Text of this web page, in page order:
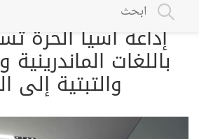
إذاعة آسيا الحرة
باللغات الماندرينية
والتبتية إلى